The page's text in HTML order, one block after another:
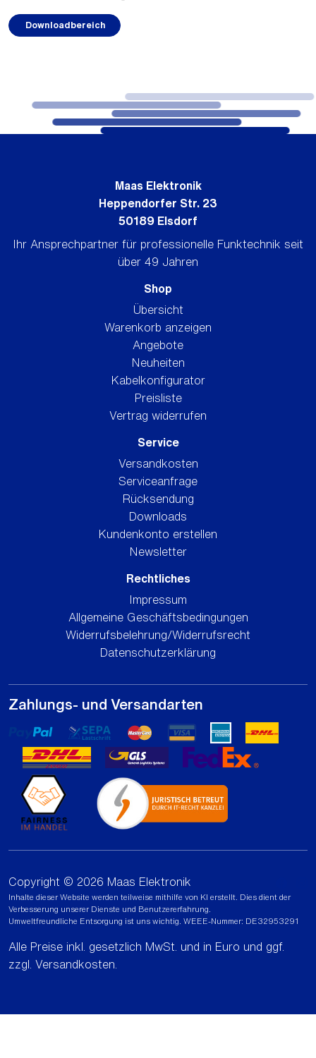
Downloadbereich
Shop
Übersicht
Warenkorb anzeigen
Angebote
Neuheiten
Kabelkonfigurator
Preisliste
Vertrag widerrufen
Service
Versandkosten
Serviceanfrage
Rücksendung
Downloads
Kundenkonto erstellen
Newsletter
Rechtliches
Impressum
Allgemeine Geschäftsbedingungen
Widerrufsbelehrung/Widerrufsrecht
Datenschutzerklärung
Maas Elektronik
Heppendorfer Str. 23
50189 Elsdorf
Ihr Ansprechpartner für professionelle Funktechnik seit
über 49 Jahren
Zahlungs- und Versandarten
Copyright © 2026 Maas Elektronik
Inhalte dieser Website werden teilweise mithilfe von KI erstellt. Dies dient der
Verbesserung unserer Dienste und Benutzererfahrung.
Umweltfreundliche Entsorgung ist uns wichtig. WEEE-Nummer: DE32953291
Alle Preise inkl. gesetzlich MwSt. und in Euro und ggf.
zzgl. Versandkosten